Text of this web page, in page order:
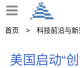
首页 科技前沿与新
美国启动“